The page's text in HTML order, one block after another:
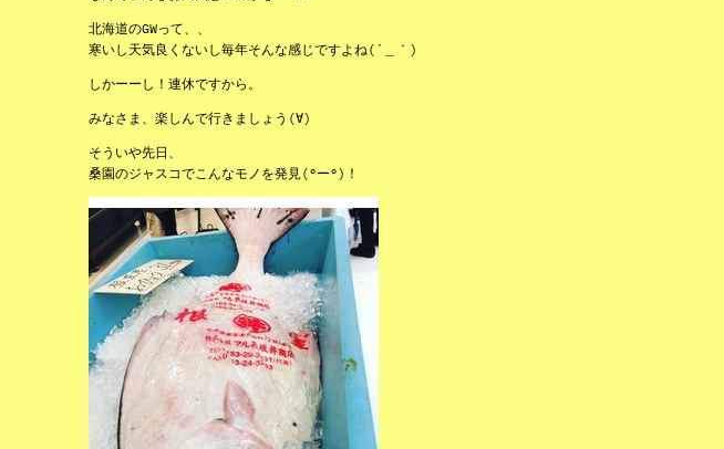
北海道のGWって、、
寒いし天気良くないし毎年そんな感じですよね(´＿｀)
しかーーし！連休ですから。
みなさま、楽しんで行きましょう(∀)
そういや先日、
桑園のジャスコでこんなモノを発見(°ー°)！